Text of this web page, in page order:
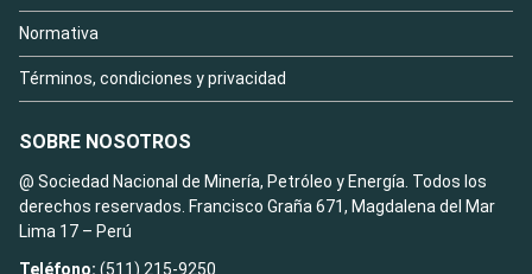
Normativa
Términos, condiciones y privacidad
SOBRE NOSOTROS
@ Sociedad Nacional de Minería, Petróleo y Energía. Todos los
derechos reservados. Francisco Graña 671, Magdalena del Mar
Lima 17 – Perú
Teléfono: (511) 215-9250